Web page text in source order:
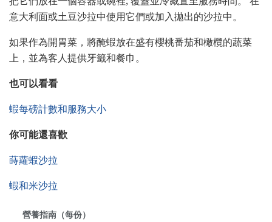
意大利面或土豆沙拉中使用它們或加入拋出的沙拉中。
如果作為開胃菜，將醃蝦放在盛有櫻桃番茄和橄欖的蔬菜
上，並為客人提供牙籤和餐巾。
也可以看看
蝦每磅計數和服務大小
你可能還喜歡
蒔蘿蝦沙拉
蝦和米沙拉
營養指南（每份）